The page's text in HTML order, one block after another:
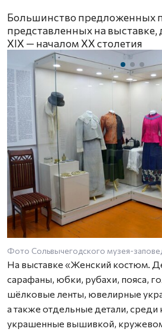
Большинство предложенных
представленных на выставке,
XIX — началом XX столетия
Фото Сольвычегодского музея-
На выставке «Женский костюм.
сарафаны, юбки, рубахи, пояса,
шёлковые ленты, ювелирные
а также отдельные детали,
украшенные вышивкой,